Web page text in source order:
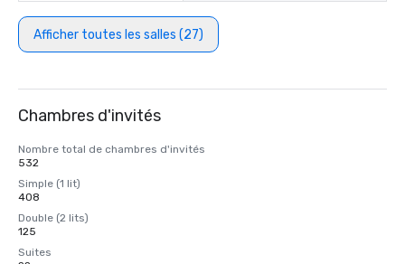
Afficher toutes les salles (27)
Chambres d'invités
Nombre total de chambres d'invités
532
Simple (1 lit)
408
Double (2 lits)
125
Suites